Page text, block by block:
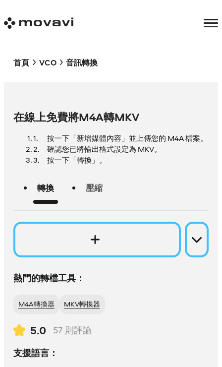
首頁 VCO 音訊轉換
在線上免費將M4A轉MKV
按一下「新增媒體內容」並上傳您的 M4A 檔案。
確認您已將輸出格式設定為 MKV。
按一下「轉換」。
轉換 壓縮
熱門的轉檔工具：
M4A轉換器 MKV轉換器
5.0 57 則評論
支援語言：